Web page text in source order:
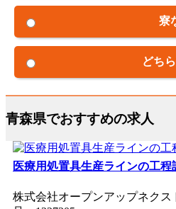
寮
どち
青森県でおすすめの求人
医療用処置具生産ラインの工程
株式会社オープンアップネク